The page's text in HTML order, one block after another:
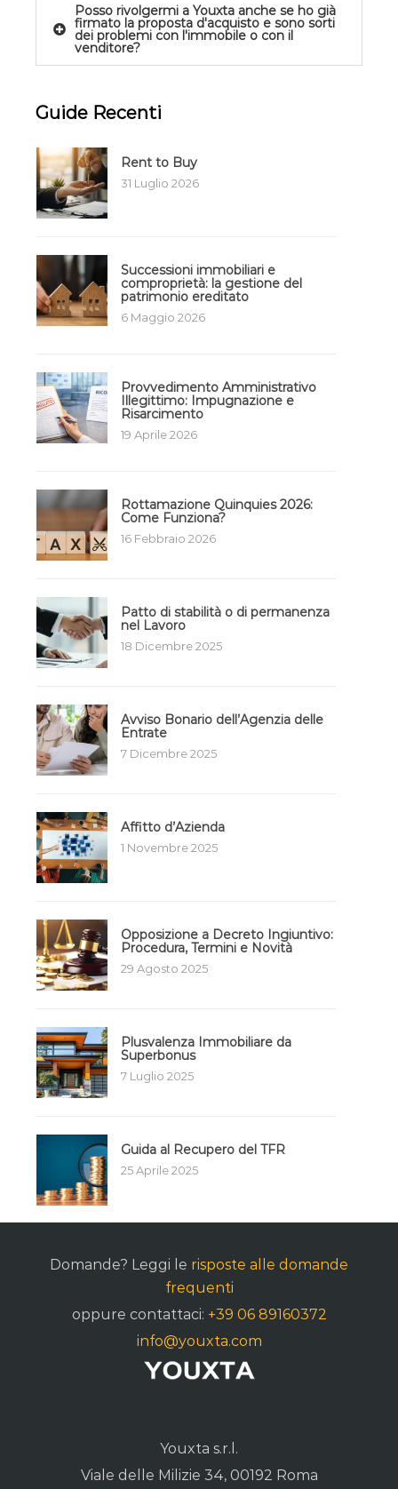
Posso rivolgermi a Youxta anche se ho già
firmato la proposta d'acquisto e sono sorti
dei problemi con l'immobile o con il
venditore?
Guide Recenti
Rent to Buy
31 Luglio 2026
Successioni immobiliari e
comproprietà: la gestione del
patrimonio ereditato
6 Maggio 2026
Provvedimento Amministrativo
Illegittimo: Impugnazione e
Risarcimento
19 Aprile 2026
Rottamazione Quinquies 2026:
Come Funziona?
16 Febbraio 2026
Patto di stabilità o di permanenza
nel Lavoro
18 Dicembre 2025
Avviso Bonario dell’Agenzia delle
Entrate
7 Dicembre 2025
Affitto d’Azienda
1 Novembre 2025
Opposizione a Decreto Ingiuntivo:
Procedura, Termini e Novità
29 Agosto 2025
Plusvalenza Immobiliare da
Superbonus
7 Luglio 2025
Guida al Recupero del TFR
25 Aprile 2025
Domande? Leggi le risposte alle domande
frequenti
oppure contattaci: +39 06 89160372
info@youxta.com
Youxta s.r.l.
Viale delle Milizie 34, 00192 Roma